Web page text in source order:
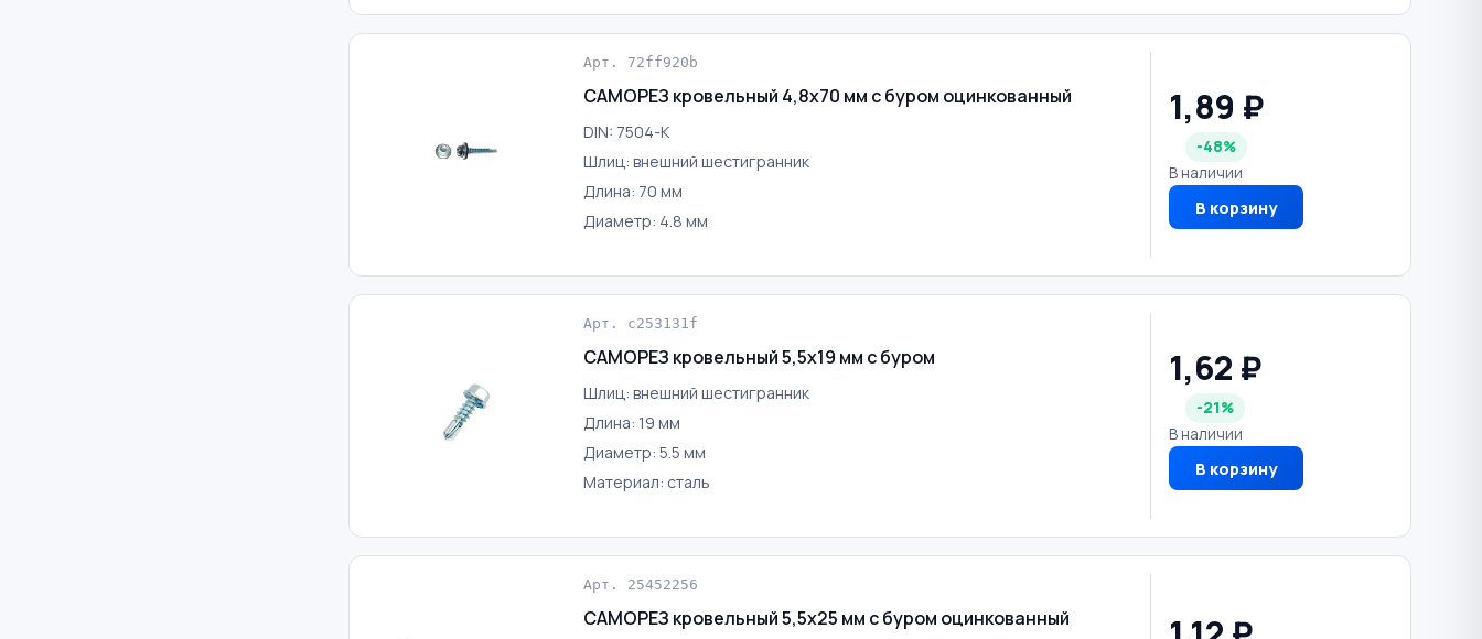
Арт. 72ff920b
САМОРЕЗ кровельный 4,8х70 мм с буром оцинкованный
DIN: 7504-K
Шлиц: внешний шестигранник
Длина: 70 мм
Диаметр: 4.8 мм
1,89 ₽
-48%
В наличии
В корзину
Арт. c253131f
САМОРЕЗ кровельный 5,5х19 мм с буром
Шлиц: внешний шестигранник
Длина: 19 мм
Диаметр: 5.5 мм
Материал: сталь
1,62 ₽
-21%
В наличии
В корзину
Арт. 25452256
САМОРЕЗ кровельный 5,5х25 мм с буром оцинкованный